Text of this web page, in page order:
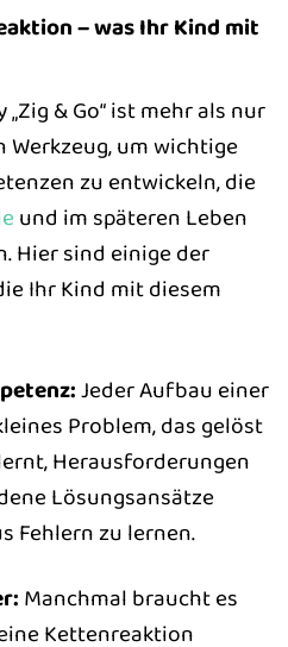
– was Ihr Kind mit
& Go“ ist mehr als nur
Werkzeug, um wichtige
zu entwickeln, die
und im späteren Leben
Hier sind einige der
Ihr Kind mit diesem
Jeder Aufbau einer
Problem, das gelöst
Herausforderungen
Lösungsansätze
Fehlern zu lernen.
Manchmal braucht es
Kettenreaktion